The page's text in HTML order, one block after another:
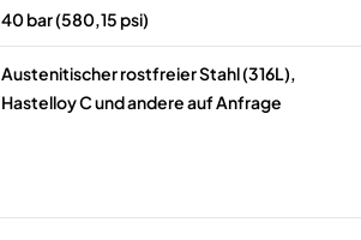
40 bar (580,15 psi)
Austenitischer rostfreier Stahl (316L),
Hastelloy C und andere auf Anfrage